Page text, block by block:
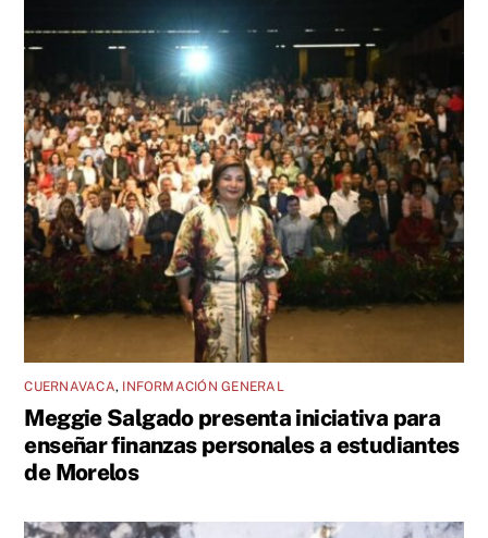
CUERNAVACA, INFORMACIÓN GENERAL
Meggie Salgado presenta iniciativa para
enseñar finanzas personales a estudiantes
de Morelos